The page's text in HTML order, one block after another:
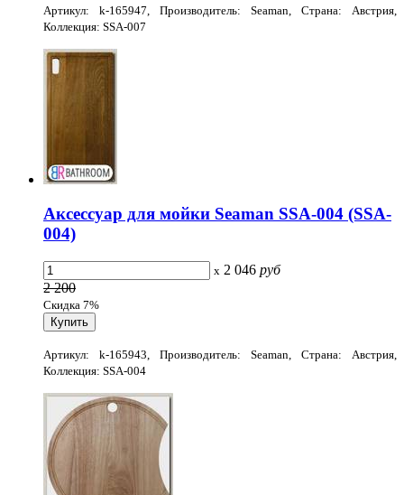
Артикул: k-165947, Производитель: Seaman, Страна: Австрия,
Коллекция: SSA-007
Аксессуар для мойки Seaman SSA-004 (SSA-
004)
x 2 046 руб
2 200
Скидка 7%
Артикул: k-165943, Производитель: Seaman, Страна: Австрия,
Коллекция: SSA-004